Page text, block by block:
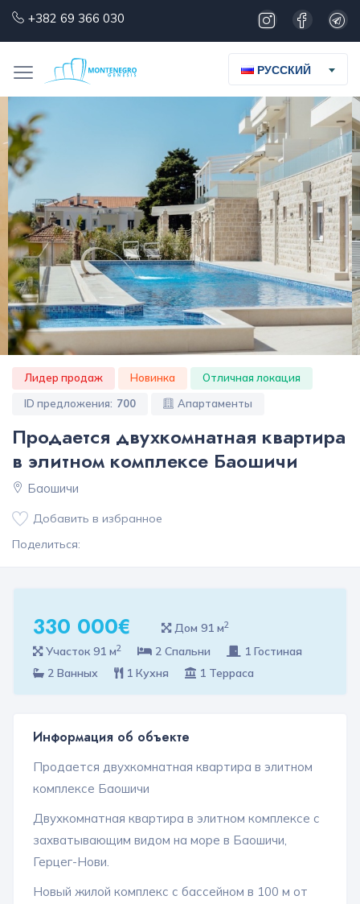
+382 69 366 030
РУССКИЙ
Лидер продаж Новинка
Отличная локация
ID предложения: 700 Апартаменты
Продается двухкомнатная квартира
в элитном комплексе Баошичи
Баошичи
Добавить в избранное
Поделиться:
330 000€ Дом 91 м2
Участок 91 м2 2 Спальни
1 Гостиная
2 Ванных
1 Кухня 1 Терраса
Информация об объекте
Продается двухкомнатная квартира в элитном
комплексе Баошичи
Двухкомнатная квартира в элитном комплексе с
захватывающим видом на море в Баошичи,
Герцег-Нови.
Новый жилой комплекс с бассейном в 100 м от